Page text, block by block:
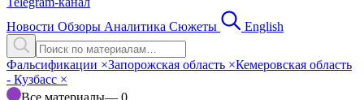
Новости Обзоры Аналитика Сюжеты English
Фальсификации ×Запорожская область ×Кемеровская область
- Кузбасс ×
Все материалы— 0